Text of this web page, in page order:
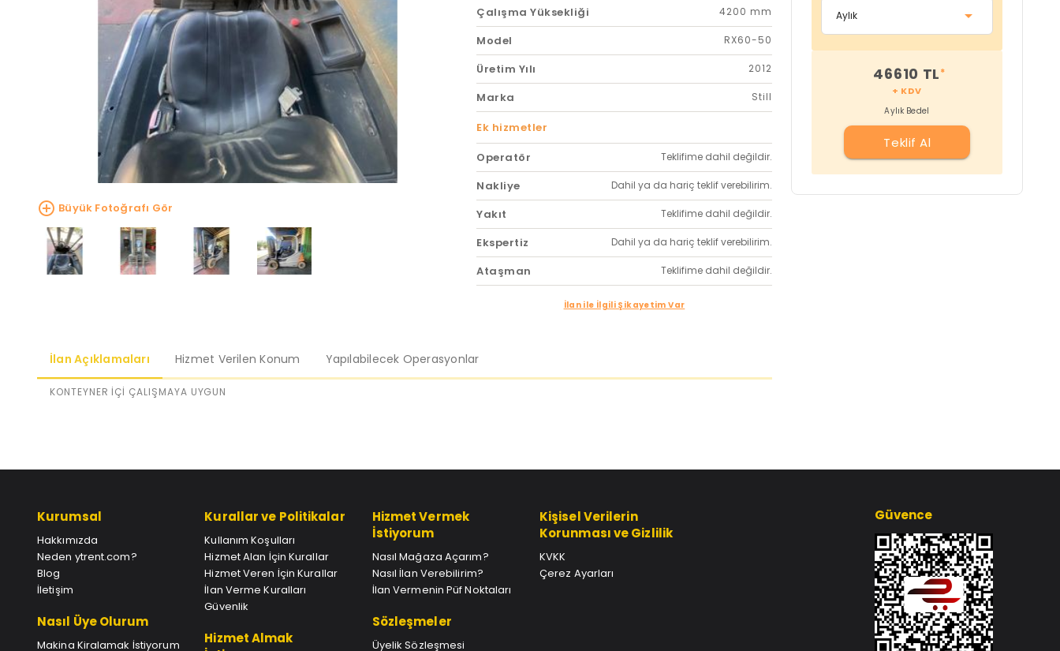
Büyük Fotoğrafı Gör
Çalışma Yüksekliği 4200 mm
Model RX60-50
Üretim Yılı 2012
Marka Still
Ek hizmetler
Operatör
Teklifime dahil değildir.
Nakliye Dahil ya da hariç teklif verebilirim.
Yakıt Teklifime dahil değildir.
Ekspertiz Dahil ya da hariç teklif verebilirim.
Ataşman Teklifime dahil değildir.
İlan ile İlgili Şikayetim Var
İlan Açıklamaları Hizmet Verilen Konum Yapılabilecek Operasyonlar
KONTEYNER İÇİ ÇALIŞMAYA UYGUN
46610 TL*
+ KDV
Aylık Bedel
Teklif Al
Kurumsal
Hakkımızda
Neden ytrent.com?
Blog
İletişim
Nasıl Üye Olurum
Makina Kiralamak İstiyorum
Kurallar ve Politikalar
Kullanım Koşulları
Hizmet Alan İçin Kurallar
Hizmet Veren İçin Kurallar
İlan Verme Kuralları
Güvenlik
Hizmet Almak
Hizmet Vermek
İstiyorum
Nasıl Mağaza Açarım?
Nasıl İlan Verebilirim?
İlan Vermenin Püf Noktaları
Sözleşmeler
Üyelik Sözleşmesi
Kişisel Verilerin
Korunması ve Gizlilik
KVKK
Çerez Ayarları
Güvence